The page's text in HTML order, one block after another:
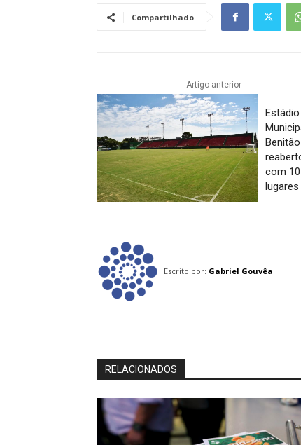
Compartilhado
Artigo anterior
Estádio
com
lugares
Escrito por: Gabriel Gouvêa
RELACIONADOS